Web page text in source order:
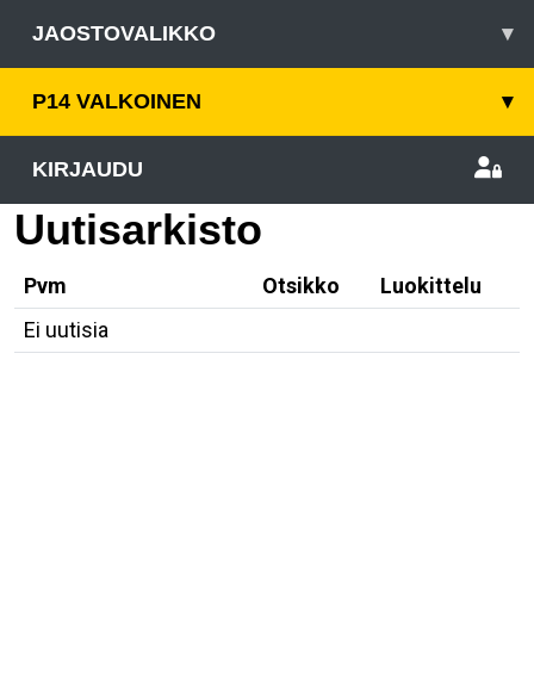
JAOSTOVALIKKO ▾
P14 VALKOINEN ▾
KIRJAUDU
Uutisarkisto
Pvm Otsikko
Luokittelu
Ei uutisia